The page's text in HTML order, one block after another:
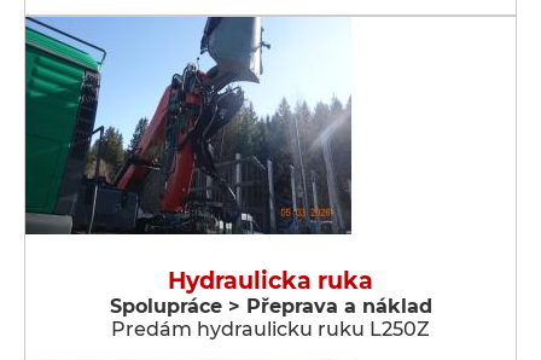
Hydraulicka ruka
Spolupráce > Přeprava a náklad
Predám hydraulicku ruku L250Z